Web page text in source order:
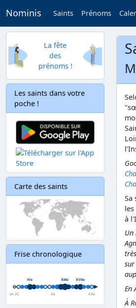
Nominis Saints Prénoms
La fête
des
prénoms !
Les saints dans votre
poche !
Carte des saints
Frise chronologique
Sa
à
Un
En
À